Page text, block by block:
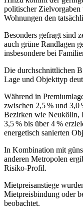
politischer
Wohnungen den
Besonders gefragt sind
auch grüne Randlagen
insbesondere bei
Die durchschnittlichen
Lage und Objekttyp
Während in
zwischen 2,5 % und 3,0
Bezirken wie Neukölln,
3,5 % bis über 4 %
energetisch sanierten
In Kombination mit
anderen Metropolen
Risiko-Profil.
Mietpreisanstiege
Mietpreisbindung oder
beobachtet.